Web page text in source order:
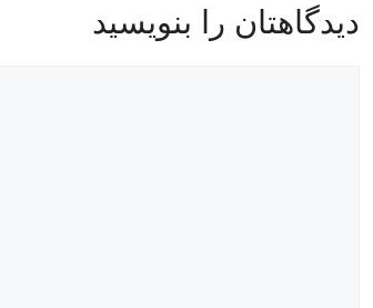
دیدگاهتان را بنویسید